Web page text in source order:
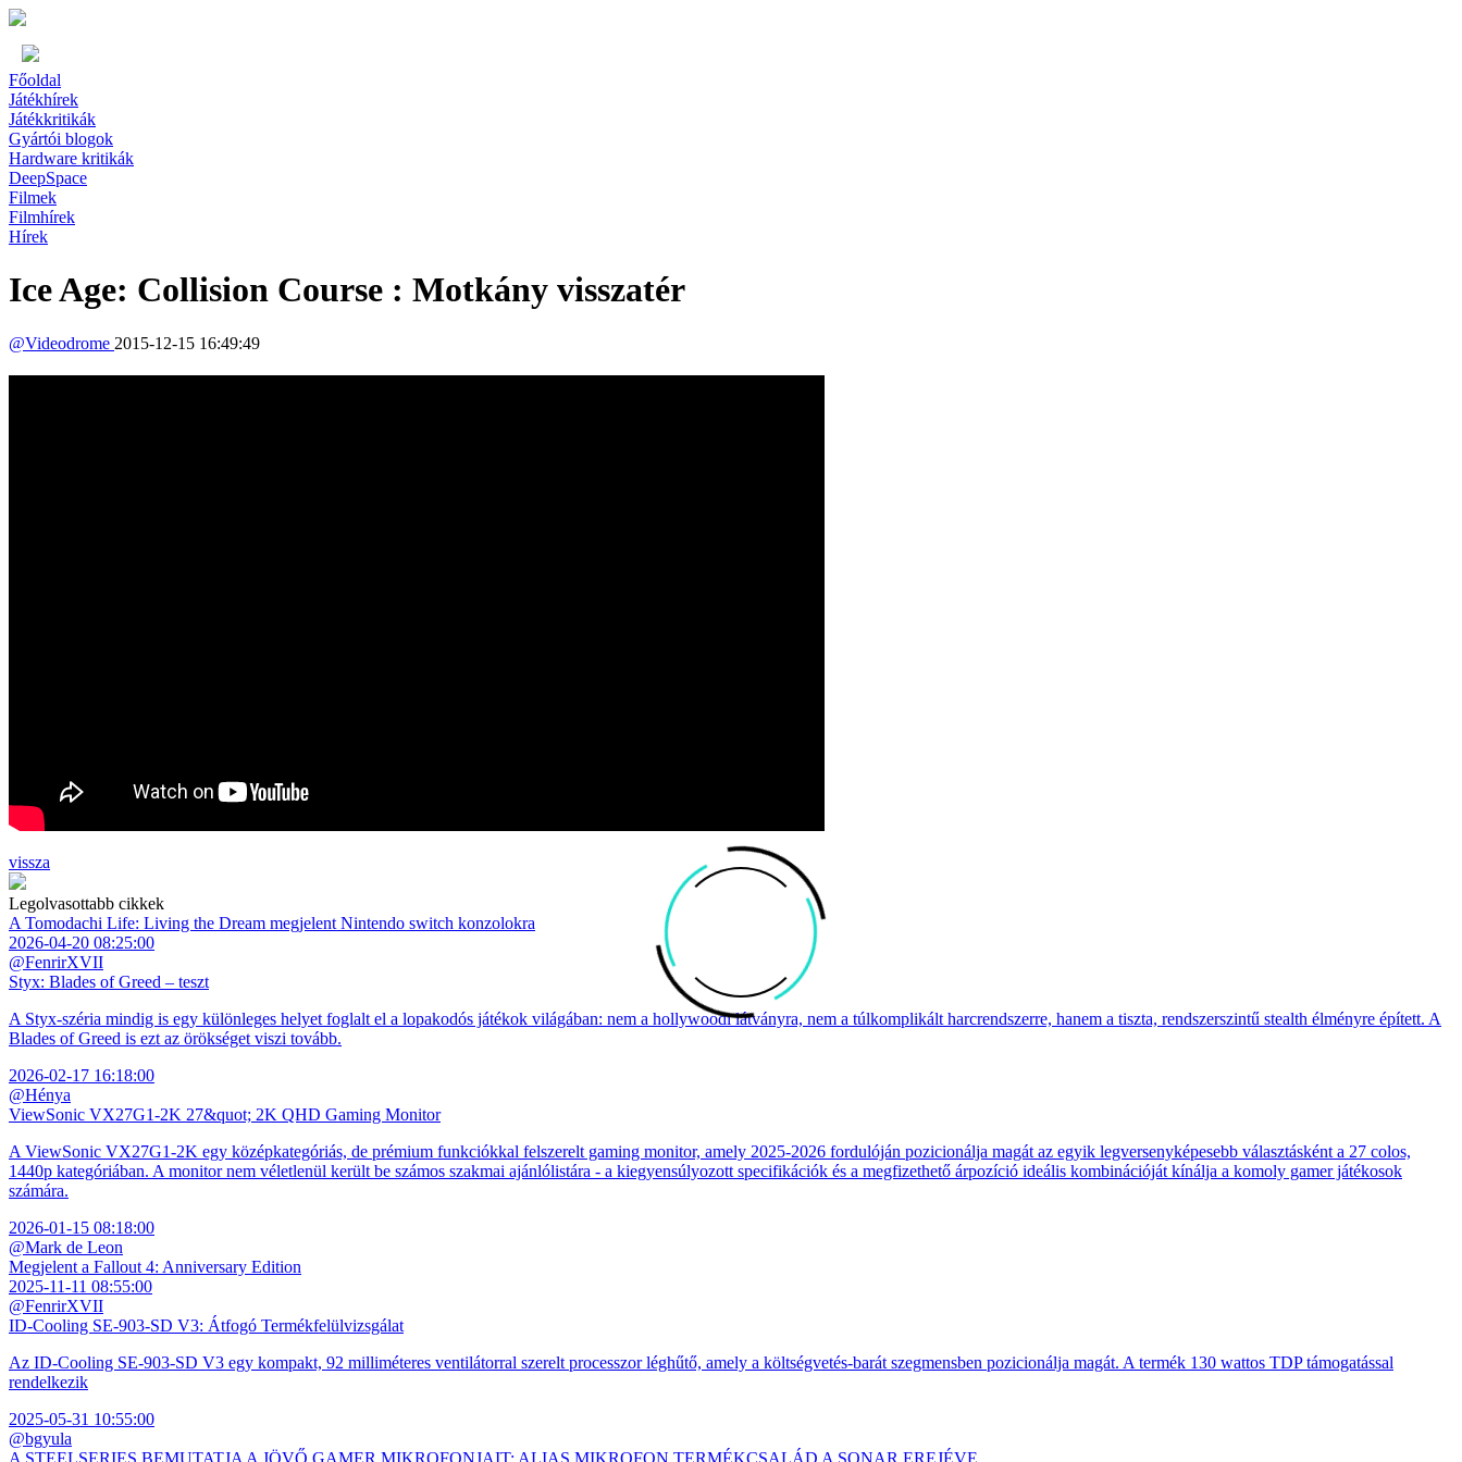
Főoldal
Játékhírek
Játékkritikák
Gyártói blogok
Hardware kritikák
DeepSpace
Filmek
Filmhírek
Hírek
Ice Age: Collision Course : Motkány visszatér
@Videodrome 2015-12-15 16:49:49
vissza
Legolvasottabb cikkek
A Tomodachi Life: Living the Dream megjelent Nintendo switch konzolokra
2026-04-20 08:25:00
@FenrirXVII
Styx: Blades of Greed – teszt
A Styx-széria mindig is egy különleges helyet foglalt el a lopakodós játékok világában: nem a hollywoodi látványra, nem a túlkomplikált harcrendszerre, hanem a tiszta, rendszerszintű stealth élményre épített. A
Blades of Greed is ezt az örökséget viszi tovább.
2026-02-17 16:18:00
@Hénya
ViewSonic VX27G1-2K 27&quot; 2K QHD Gaming Monitor
A ViewSonic VX27G1-2K egy középkategóriás, de prémium funkciókkal felszerelt gaming monitor, amely 2025-2026 fordulóján pozicionálja magát az egyik legversenyképesebb választásként a 27 colos,
1440p kategóriában. A monitor nem véletlenül került be számos szakmai ajánlólistára - a kiegyensúlyozott specifikációk és a megfizethető árpozíció ideális kombinációját kínálja a komoly gamer játékosok
számára.
2026-01-15 08:18:00
@Mark de Leon
Megjelent a Fallout 4: Anniversary Edition
2025-11-11 08:55:00
@FenrirXVII
ID-Cooling SE-903-SD V3: Átfogó Termékfelülvizsgálat
Az ID-Cooling SE-903-SD V3 egy kompakt, 92 milliméteres ventilátorral szerelt processzor léghűtő, amely a költségvetés-barát szegmensben pozicionálja magát. A termék 130 wattos TDP támogatással
rendelkezik
2025-05-31 10:55:00
@bgyula
A STEELSERIES BEMUTATJA A JÖVŐ GAMER MIKROFONJAIT: ALIAS MIKROFON TERMÉKCSALÁD A SONAR EREJÉVE